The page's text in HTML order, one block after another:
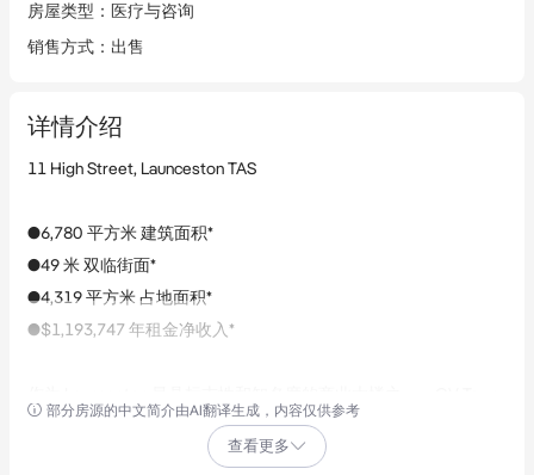
房屋类型 ： 医疗与咨询
销售方式 ： 出售
详情介绍
11 High Street, Launceston TAS
●6,780 平方米 建筑面积*
●49 米 双临街面*
●4,319 平方米 占地面积*
●$1,193,747 年租金净收入*
现由塔州卫生部等优质租户长期入驻，以其优越的地理位置、稳
健的租金收益和卓越的医疗配套，成为塔州最受瞩目的医疗投资
部分房源的中文简介由AI翻译生成，内容仅供参考
查看更多